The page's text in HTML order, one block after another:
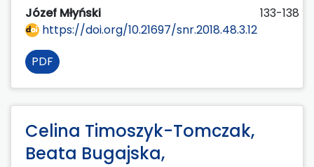
Józef Młyński
133-138
https://doi.org/10.21697/snr.2018.48.3.12
PDF
Celina Timoszyk-Tomczak,
Beata Bugajska,